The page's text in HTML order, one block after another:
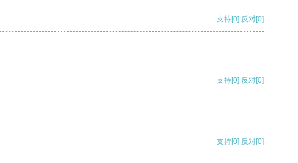
支持[0] 反对[0]
支持[0] 反对[0]
支持[0] 反对[0]